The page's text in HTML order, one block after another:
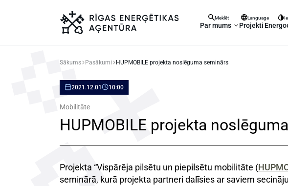
Meklēt Language
Par mums Projekti
Sākums Pasākumi HUPMOBILE projekta noslēguma seminārs
2021.12.01 10:00
Mobilitāte
HUPMOBILE projekta
Projekta “Vispārēja pilsētu un piepilsētu mobilitāte (
seminārā, kurā projekta partneri dalīsies ar saviem